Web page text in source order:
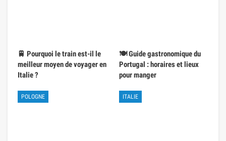
🚆 Pourquoi le train est-il le
meilleur moyen de voyager en
Italie ?
🍽️ Guide gastronomique du
Portugal : horaires et lieux
pour manger
POLOGNE ITALIE